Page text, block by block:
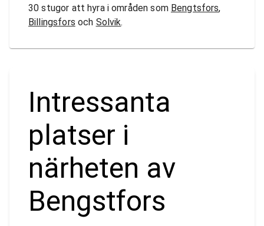
30 stugor att hyra i områden som Bengtsfors,
Billingsfors och Solvik.
Intressanta
platser i
närheten av
Bengstfors